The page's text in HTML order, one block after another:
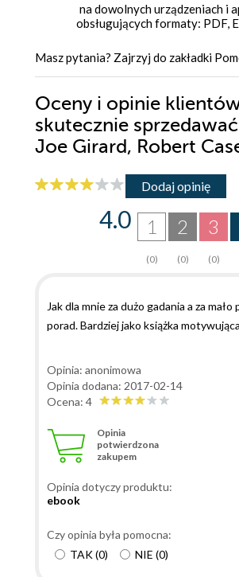
na dowolnych urządzeniach i
obsługujących formaty: PDF,
Masz pytania? Zajrzyj do zakładki
Oceny i opinie
skutecznie
Joe Girard, Robert
Dodaj opinię
3
(0)
2
(0)
1
(0)
4.0
Jak dla mnie za dużo gadania a za
porad. Bardziej jako książka
Opinia: anonimowa
Opinia dodana: 2017-02-14
Ocena: 4
Opinia
potwierdzona
zakupem
Opinia dotyczy produktu:
ebook
Czy opinia była pomocna:
TAK(0) NIE (0)